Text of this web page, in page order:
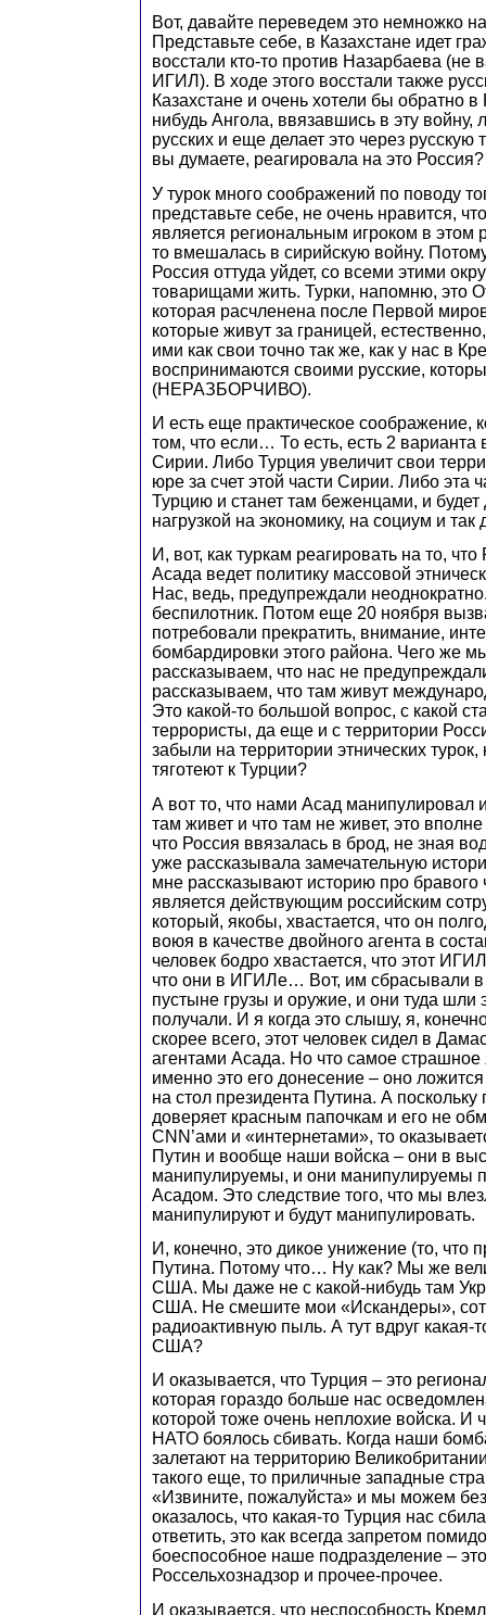
Вот, давайте переведем это немножко
Представьте себе, в Казахстане идет
восстали кто-то против Назарбаева
ИГИЛ). В ходе этого восстали также
Казахстане и очень хотели бы обратно
нибудь Ангола, ввязавшись в эту войну,
русских и еще делает это через русскую
вы думаете, реагировала на это Россия?
У турок много соображений по поводу
представьте себе, не очень нравится,
является региональным игроком в этом
то вмешалась в сирийскую войну.
Россия оттуда уйдет, со всеми этими
товарищами жить. Турки, напомню, это
которая расчленена после Первой
которые живут за границей,
ими как свои точно так же, как у нас в
воспринимаются своими русские,
(НЕРАЗБОРЧИВО).
И есть еще практическое соображение,
том, что если… То есть, есть 2 варианта
Сирии. Либо Турция увеличит свои
юре за счет этой части Сирии. Либо эта
Турцию и станет там беженцами, и будет
нагрузкой на экономику, на социум и так
И, вот, как туркам реагировать на то,
Асада ведет политику массовой
Нас, ведь, предупреждали
беспилотник. Потом еще 20 ноября
потребовали прекратить, внимание,
бомбардировки этого района. Чего же
рассказываем, что нас не
рассказываем, что там живут
Это какой-то большой вопрос, с какой
террористы, да еще и с территории
забыли на территории этнических
тяготеют к Турции?
А вот то, что нами Асад манипулировал
там живет и что там не живет, это
что Россия ввязалась в брод, не зная
уже рассказывала замечательную
мне рассказывают историю про бравого
является действующим российским
который, якобы, хвастается, что он
воюя в качестве двойного агента в
человек бодро хвастается, что этот
что они в ИГИЛе… Вот, им сбрасывали в
пустыне грузы и оружие, и они туда шли
получали. И я когда это слышу, я,
скорее всего, этот человек сидел в
агентами Асада. Но что самое
именно это его донесение – оно
на стол президента Путина. А поскольку
доверяет красным папочкам и его не
CNN’ами и «интернетами», то
Путин и вообще наши войска – они в
манипулируемы, и они манипулируемы
Асадом. Это следствие того, что мы
манипулируют и будут манипулировать.
И, конечно, это дикое унижение (то, что
Путина. Потому что… Ну как? Мы же
США. Мы даже не с какой-нибудь там
США. Не смешите мои «Искандеры»,
радиоактивную пыль. А тут вдруг какая-
США?
И оказывается, что Турция – это
которая гораздо больше нас
которой тоже очень неплохие войска. И
НАТО боялось сбивать. Когда наши
залетают на территорию
такого еще, то приличные западные
«Извините, пожалуйста» и мы можем
оказалось, что какая-то Турция нас
ответить, это как всегда запретом
боеспособное наше подразделение –
Россельхознадзор и прочее-прочее.
И оказывается, что неспособность